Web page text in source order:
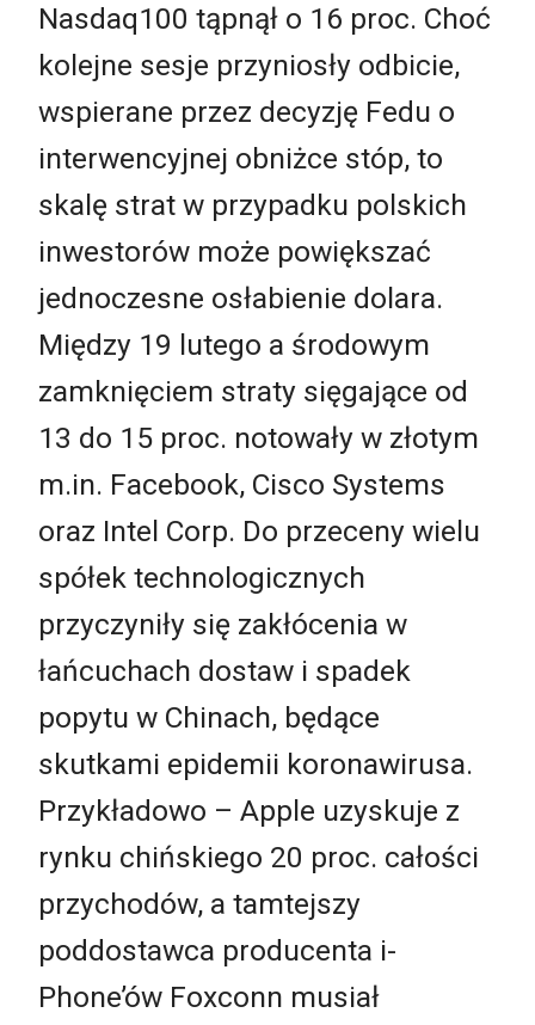
Nasdaq100 tąpnął o 16 proc. Choć
kolejne sesje przyniosły odbicie,
wspierane przez decyzję Fedu o
interwencyjnej obniżce stóp, to
skalę strat w przypadku polskich
inwestorów może powiększać
jednoczesne osłabienie dolara.
Między 19 lutego a środowym
zamknięciem straty sięgające od
13 do 15 proc. notowały w złotym
m.in. Facebook, Cisco Systems
oraz Intel Corp. Do przeceny wielu
spółek technologicznych
przyczyniły się zakłócenia w
łańcuchach dostaw i spadek
popytu w Chinach, będące
skutkami epidemii koronawirusa.
Przykładowo – Apple uzyskuje z
rynku chińskiego 20 proc. całości
przychodów, a tamtejszy
poddostawca producenta i-
Phone’ów Foxconn musiał